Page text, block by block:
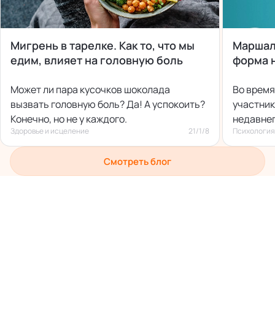
Мигрень в тарелке. Как то, что мы
едим, влияет на головную боль
Может ли пара кусочков шоколада
вызвать головную боль? Да! А успокоить?
Конечно, но не у каждого.
Здоровье и исцеление 21/1/8
форма
Во
нечто, о
Смотреть блог